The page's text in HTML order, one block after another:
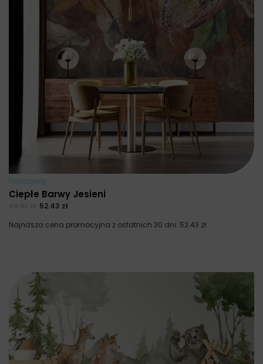
Fototapety
Ciepłe Barwy Jesieni
52.43 zł
Najniższa cena promocyjna z ostatnich 30 dni: 52.43 zł.